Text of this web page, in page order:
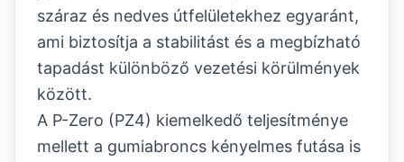
száraz és nedves útfelületekhez egyaránt,
ami biztosítja a stabilitást és a megbízható
tapadást különböző vezetési körülmények
között.
A P-Zero (PZ4) kiemelkedő teljesítménye
mellett a gumiabroncs kényelmes futása is